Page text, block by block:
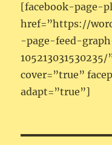
[facebook-page-
href=”https://
-page-feed-
cover=”true”
adapt=”true”]